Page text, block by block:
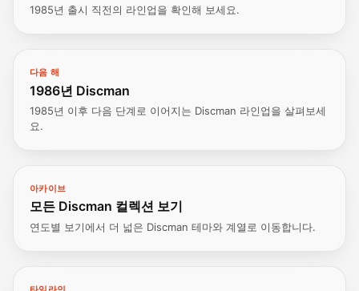
1985년 출시 직전의 라인업을 확인해 보세요.
다음 해
1986년 Discman
1985년 이후 다음 단계로 이어지는 Discman 라인업을 살펴보세
요.
아카이브
모든 Discman 컬렉션 보기
연도별 보기에서 더 넓은 Discman 테마와 계열로 이동합니다.